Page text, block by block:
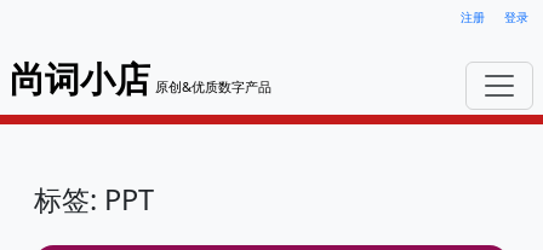
注册 登录
尚词小店 原创&优质数字产品
标签: PPT